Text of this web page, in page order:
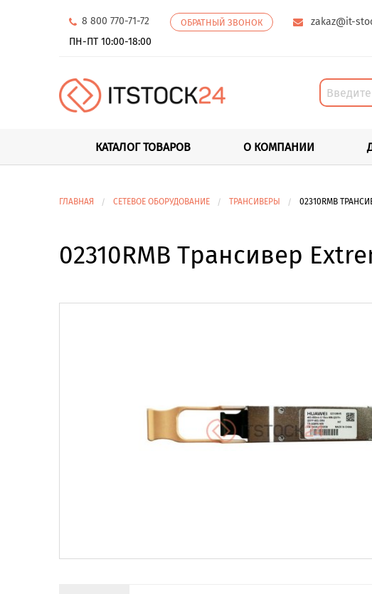
8 800 770-71-72 ОБРАТНЫЙ ЗВОНОК
zakaz@it-
ПН-ПТ 10:00-18:00
КАТАЛОГ ТОВАРОВ О КОМПАНИИ
ГЛАВНАЯ СЕТЕВОЕ ОБОРУДОВАНИЕ ТРАНСИВЕРЫ 02310RMB
02310RMB Трансивер